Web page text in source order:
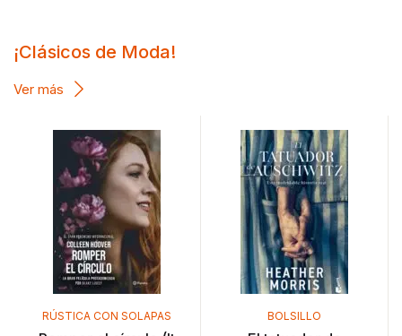
¡Clásicos de Moda!
Ver más
RÚSTICA CON SOLAPAS BOLSILLO